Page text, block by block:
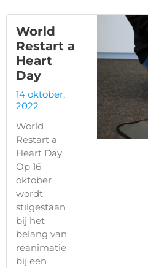
World
Restart a
Heart
Day
14 oktober,
2022
World
Restart a
Heart Day
Op 16
oktober
wordt
stilgestaan
bij het
belang van
reanimatie
bij een